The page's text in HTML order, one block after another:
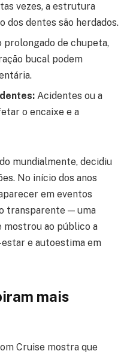
vezes, a estrutura
dos dentes são herdados.
prolongado de chupeta,
bucal podem
Acidentes ou a
o encaixe e a
mundialmente, decidiu
No início dos anos
em eventos
transparente — uma
mostrou ao público a
e autoestima em
mais
Cruise mostra que